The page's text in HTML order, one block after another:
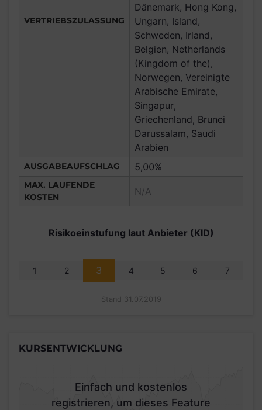
VERTRIEBSZULASSUNG
Dänemark, Hong Kong,
Ungarn, Island,
Schweden, Irland,
Belgien, Netherlands
(Kingdom of the),
Norwegen, Vereinigte
Arabische Emirate,
Singapur,
Griechenland, Brunei
Darussalam, Saudi
Arabien
AUSGABEAUFSCHLAG 5,00%
MAX. LAUFENDE
KOSTEN
N/A
Risikoeinstufung laut Anbieter (KID)
1 2 3 4 5 6 7
Stand 31.07.2019
KURSENTWICKLUNG
Einfach und kostenlos
registrieren, um dieses Feature